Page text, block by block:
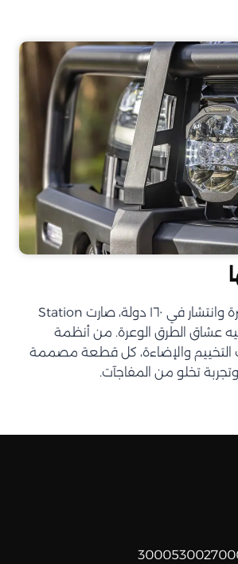
بأكثر من ٦٠ سنة خبرة وانتشار في ١٦٠ دولة، صارت Station
عليه عشاق الطرق الوعرة. من أنظمة
التخييم والإضاءة، كل قطعة مصممة
تخلو من المفاجآت.